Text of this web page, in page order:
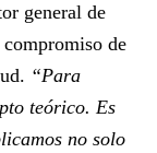
general de
de
“Para
teórico. Es
no solo